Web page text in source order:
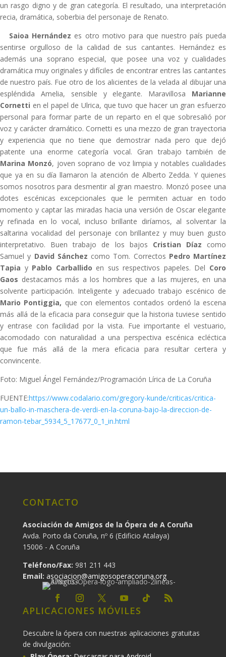
un rasgo digno y de gran categoría. El resultado, una interpretación
recia, dramática, soberbia del personaje de Renato.
Saioa Hernández es otro motivo para que nuestro país pueda
sentirse orgulloso de la calidad de sus cantantes. Hernández es
además una soprano especial, que posee una voz y cualidades
dramática muy originales y difíciles de encontrar entres las cantantes
de nuestro país. Fue otro de los alicientes de la velada al dibujar una
espléndida Amelia, sensible y elegante. Maravillosa Marianne
Cornetti en el papel de Ulrica, que tuvo que hacer un gran esfuerzo
personal para formar parte de un reparto en el que sobresalió por
voz y carácter dramático. Cornetti es una mezzo de gran trayectoria
y experiencia que no tiene que demostrar nada pero que dejó
patente una enorme categoría vocal. Gran trabajo también de
Marina Monzó, joven soprano de voz limpia y notables cualidades
que ya en su día llamaron la atención de Alberto Zedda. Y quienes
somos nosotros para desmentir al gran maestro. Monzó posee una
dotes escénicas excepcionales que le permiten actuar en todo
momento y captar las miradas hacia una versión de Oscar elegante
y refinada en lo vocal, incluso brillante diríamos, al solventar la
saltarina vocalidad del personaje con brillantez y muy buen gusto
interpretativo. Buen trabajo de los bajos Cristian Díaz como
Samuel y David Sánchez como Tom. Correctos Pedro Martínez
Tapia y Pablo Carballido en sus respectivos papeles. Del Coro
Gaos destacamos más a los hombres que a las mujeres, en una
solvente participación. Inteligente y adecuado trabajo escénico de
Mario Pontiggia, que con elementos contados ordenó la escena
más allá de la eficacia para conseguir que la historia tuviese sentido
y entrase con facilidad por la vista. Fue importante el vestuario,
acomodado con naturalidad a una perspectiva escénica ecléctica
que fue más allá de la mera eficacia para resultar certera y
convincente.
Foto: Miguel Ángel Fernández/Programación Lírica de La Coruña
FUENTE:https://www.codalario.com/gregory-kunde/criticas/critica-
un-ballo-in-maschera-de-verdi-en-la-coruna-bajo-la-direccion-de-
ramon-tebar_5934_5_17677_0_1_in.html
CONTACTO
Asociación de Amigos de la Ópera de A Coruña
Avda. Porto da Coruña, nº 6 (Edificio Atalaya)
15006 - A Coruña
Teléfono/Fax: 981 211 443
Email: asociacion@amigosoperacoruna.org
APLICACIONES MÓVILES
Descubre la ópera con nuestras aplicaciones gratuitas
de divulgación: